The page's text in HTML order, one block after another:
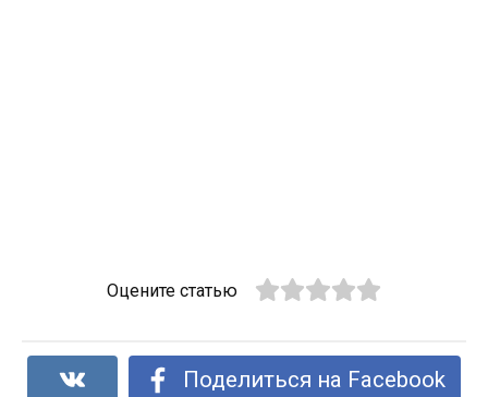
Оцените статью
Поделиться на Facebook